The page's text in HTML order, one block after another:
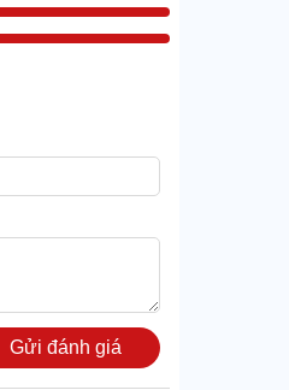
nén cực ấn tượng
Gửi đánh giá